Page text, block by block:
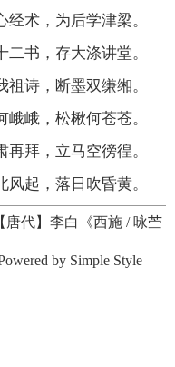
术，为后学津梁。
书，存大涤讲堂。
诗，断墨双缣缃。
峨，松楸何苍苍。
拜，立马空徬徨。
起，落日吹昏黄。
【唐代】李白《西施 / 咏苎
by Simple Style